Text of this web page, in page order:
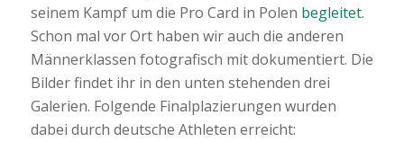
seinem Kampf um die Pro Card in Polen begleitet.
Schon mal vor Ort haben wir auch die anderen
Männerklassen fotografisch mit dokumentiert. Die
Bilder findet ihr in den unten stehenden drei
Galerien. Folgende Finalplazierungen wurden
dabei durch deutsche Athleten erreicht: